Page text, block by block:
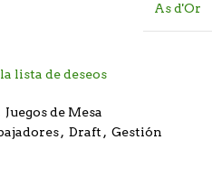
As d'Or
lista de deseos
Juegos de Mesa
, Draft , Gestión